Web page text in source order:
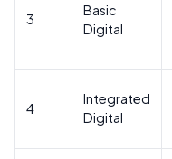
3
Basic
Digital
4
Integrated
Digital